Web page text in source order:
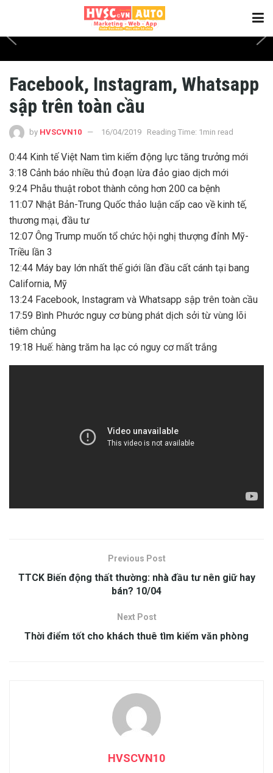
Facebook, Instagram, Whatsapp
sập trên toàn cầu
by HVSCVN10 16/04/2019 Reading Time: 1min read
0:44 Kinh tế Việt Nam tìm kiếm động lực tăng trưởng mới
3:18 Cảnh báo nhiều thủ đoạn lừa đảo giao dịch mới
9:24 Phẫu thuật robot thành công hơn 200 ca bệnh
11:07 Nhật Bản-Trung Quốc thảo luận cấp cao về kinh tế,
thương mại, đầu tư
12:07 Ông Trump muốn tổ chức hội nghị thượng đỉnh Mỹ-
Triều lần 3
12:44 Máy bay lớn nhất thế giới lần đầu cất cánh tại bang
California, Mỹ
13:24 Facebook, Instagram và Whatsapp sập trên toàn cầu
17:59 Bình Phước nguy cơ bùng phát dịch sởi từ vùng lõi
tiêm chủng
19:18 Huế: hàng trăm ha lạc có nguy cơ mất trắng
Previous Post
TTCK Biến động thất thường: nhà đầu tư nên giữ hay
bán? 10/04
Next Post
Thời điểm tốt cho khách thuê tìm kiếm văn phòng
HVSCVN10